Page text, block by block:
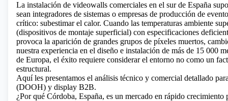
La instalación de videowalls comerciales en el sur de España
sean integradores de sistemas o empresas de producción de
crítico: subestimar el calor. Cuando las temperaturas ambiente
(dispositivos de montaje superficial) con especificaciones
provoca la aparición de grandes grupos de píxeles muertos,
nuestra experiencia en el diseño e instalación de más de 15 000
de Europa, el éxito requiere considerar el entorno no como un
estructural.
Aquí les presentamos el análisis técnico y comercial detallado
(DOOH) y display B2B.
¿Por qué Córdoba, España, es un mercado en rápido